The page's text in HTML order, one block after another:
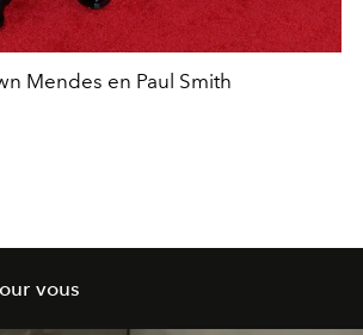
Mendes en Paul Smith
vous